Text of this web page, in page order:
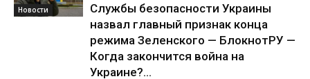
Новости
Службы безопасности Украины
назвал главный признак конца
режима Зеленского — БлокнотРУ —
Когда закончится война на
Украине?...